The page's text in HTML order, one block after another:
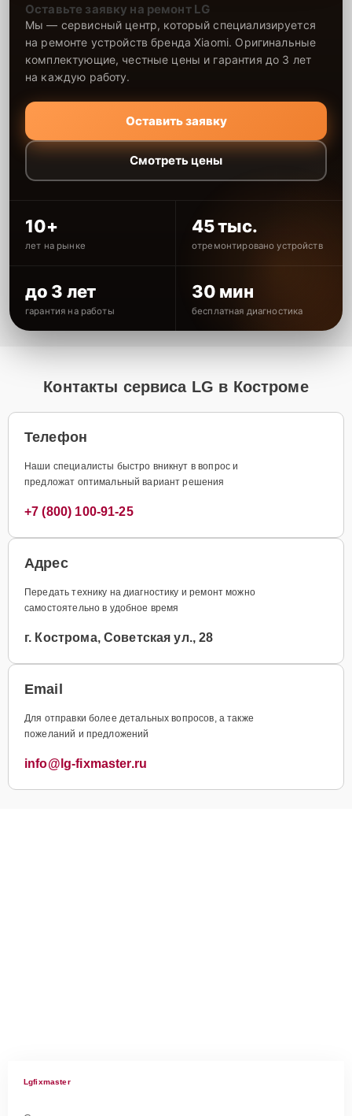
Оставьте заявку на ремонт LG
Мы — сервисный центр, который специализируется
на ремонте устройств бренда Xiaomi. Оригинальные
комплектующие, честные цены и гарантия до 3 лет
на каждую работу.
Оставить заявку
Смотреть цены
10+
лет на рынке
45 тыс.
отремонтировано устройств
до 3 лет
гарантия на работы
30 мин
бесплатная диагностика
Контакты сервиса LG в Костроме
Телефон
Наши специалисты быстро вникнут в вопрос и
предложат оптимальный вариант решения
+7 (800) 100-91-25
Адрес
Передать технику на диагностику и ремонт можно
самостоятельно в удобное время
г. Кострома, Советская ул., 28
Email
Для отправки более детальных вопросов, а также
пожеланий и предложений
info@lg-fixmaster.ru
Lgfixmaster